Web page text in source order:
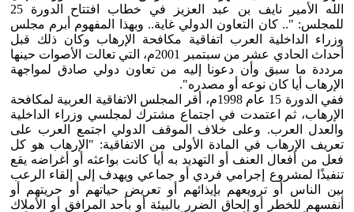
الله الأمير نايف بن عبد العزيز في خطاب افتتاح الدورة 25
للمجلس: ".. كان التعاون الدولي غاية.. وبهذا المفهوم أبرم مجلس
وزراء الداخلية العرب اتفاقية مكافحة الإرهاب وكان ذلك قبل
أحداث الحادي عشر من سبتمبر 2001م، التي تعالت الأصوات حينها
مرددة ما سبق وأن دعونا إليه من تعاون دولي صادق لمواجهة
الإرهاب أيا كان نوعه أو مصدره".
ففي الدورة 15 عام 1998م، أقر المجلس الاتفاقية العربية لمكافحة
الإرهاب، ثم اعتمدت في اجتماع مشترك لمجلسي وزراء الداخلية
والعدل العرب. وعلى خلاف الموقف الدولي اجتمع العرب على
تعريف الإرهاب في المادة الأولى من الاتفاقية: "الإرهاب هو كل
فعل من أفعال العنف أو التهديد به أيا كانت بواعثه أو أغراضه يقع
تنفيذًا لمشروع إجرامي فردي أو جماعي ويهدف إلى إلقاء الرعب
بين الناس أو ترويعهم بإيذائهم أو تعريض حياتهم أو حريتهم أو
أنفسهم للخطر أو إلحاق الضرر بالبيئة أو بأحد المرافق أو الأملاك